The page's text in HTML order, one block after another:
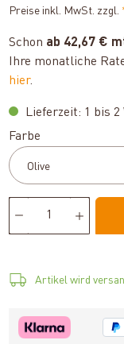
Preise inkl. MwSt. zzgl.
Schon ab 42,67 €
Ihre monatliche
hier.
Lieferzeit: 1 bis 2
Farbe
Artikel wird